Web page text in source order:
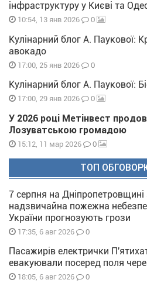
інфраструктуру у Києві та
10:54, 13 янв 2026 0
Кулінарний блог А. Паукової:
авокадо
17:00, 25 янв 2026 0
Кулінарний блог А. Паукової:
17:00, 29 янв 2026 0
У 2026 році Метінвест
Лозуватською громадою
15:12, 11 мар 2026 0
ТОП
7 серпня на
надзвичайна пожежна
України прогнозують грози
17:35, 6 авг 2026 0
Пасажирів електрички
евакуювали посеред поля
18:05, 6 авг 2026 0